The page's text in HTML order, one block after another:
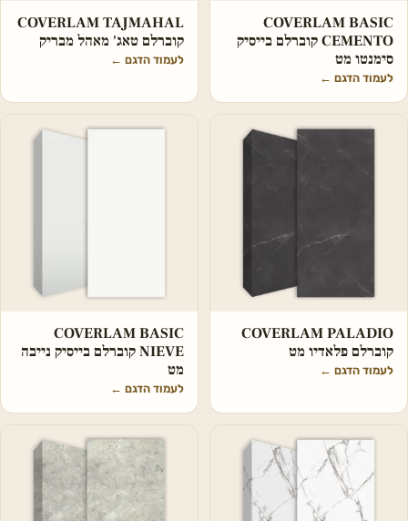
COVERLAM BASIC
CEMENTO קוברלם בייסיק
סימנטו מט
לעמוד הדגם ←
COVERLAM TAJMAHAL
קוברלם טאג' מאהל מבריק
לעמוד הדגם ←
COVERLAM PALADIO
קוברלם פלאדיו מט
לעמוד הדגם ←
COVERLAM BASIC
NIEVE קוברלם בייסיק נייבה
מט
לעמוד הדגם ←